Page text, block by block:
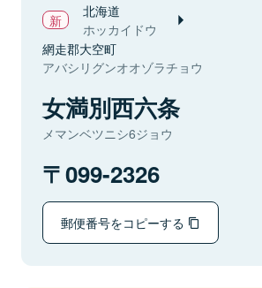
北海道
ホッカイドウ
網走郡大空町
アバシリグンオオゾラチョウ
女満別西六条
メマンベツニシ6ジョウ
099-2326
郵便番号をコピーする